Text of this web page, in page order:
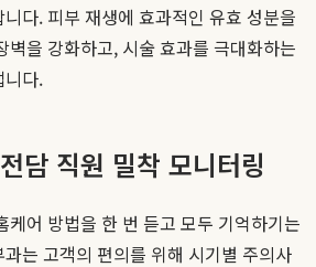
다. 피부 재생에 효과적인 유효 성분을
벽을 강화하고, 시술 효과를 극대화하는
니다.
담 직원 밀착 모니터링
케어 방법을 한 번 듣고 모두 기억하기는
는 고객의 편의를 위해 시기별 주의사